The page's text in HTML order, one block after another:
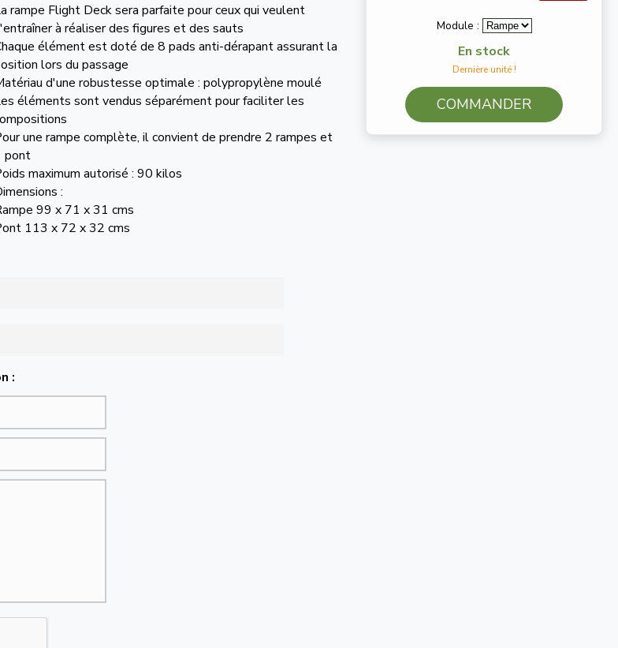
Module :
En stock
Dernière unité !
COMMANDER
rampe Flight Deck sera parfaite pour ceux qui veulent
à réaliser des figures et des sauts
élément est doté de 8 pads anti-dérapant assurant la
lors du passage
d'une robustesse optimale : polypropylène moulé
éléments sont vendus séparément pour faciliter les
une rampe complète, il convient de prendre 2 rampes et
pont
maximum autorisé : 90 kilos
:
99 x 71 x 31 cms
113 x 72 x 32 cms
: